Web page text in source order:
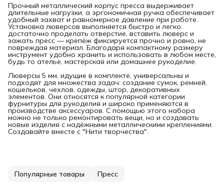
Прочный металлический корпус пресса выдерживает
длительные нагрузки, а эргономичная ручка обеспечивает
удобный захват и равномерное давление при работе.
Установка люверсов выполняется быстро и легко:
достаточно проделать отверстие, вставить люверс и
зажать пресс — крепёж фиксируется прочно и ровно, не
повреждая материал. Благодаря компактному размеру
инструмент удобно хранить и использовать в любом месте,
будь то ателье, мастерская или домашнее рукоделие.
Люверсы 5 мм, идущие в комплекте, универсальны и
подходят для множества задач: создание сумок, ремней,
кошельков, чехлов, одежды, штор, декоративных
элементов. Они относятся к популярной категории
фурнитуры для рукоделия и широко применяются в
производстве аксессуаров. С помощью этого набора
можно не только ремонтировать вещи, но и создавать
новые изделия с надёжными металлическими креплениями.
Создавайте вместе с "Нити творчества".
Популярные товары Пресс